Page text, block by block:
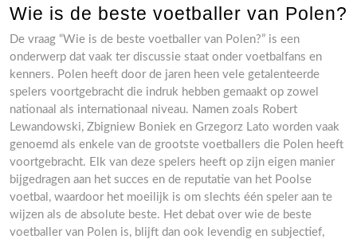
Wie is de beste voetballer van Polen?
De vraag “Wie is de beste voetballer van Polen?” is een
onderwerp dat vaak ter discussie staat onder voetbalfans en
kenners. Polen heeft door de jaren heen vele getalenteerde
spelers voortgebracht die indruk hebben gemaakt op zowel
nationaal als internationaal niveau. Namen zoals Robert
Lewandowski, Zbigniew Boniek en Grzegorz Lato worden vaak
genoemd als enkele van de grootste voetballers die Polen heeft
voortgebracht. Elk van deze spelers heeft op zijn eigen manier
bijgedragen aan het succes en de reputatie van het Poolse
voetbal, waardoor het moeilijk is om slechts één speler aan te
wijzen als de absolute beste. Het debat over wie de beste
voetballer van Polen is, blijft dan ook levendig en subjectief,